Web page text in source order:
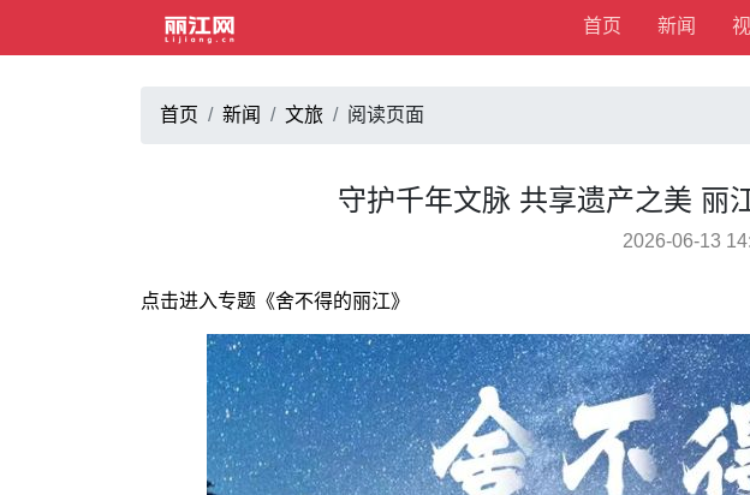
首页 新闻
首页 新闻 文旅 阅读页面
守护千年文脉 共享遗产之美 丽
2026-06-13
点击进入专题《舍不得的丽江》